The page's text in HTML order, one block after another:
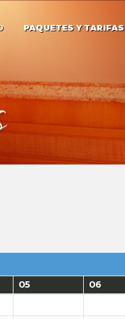
PAQUETES Y TARIFAS
05 06